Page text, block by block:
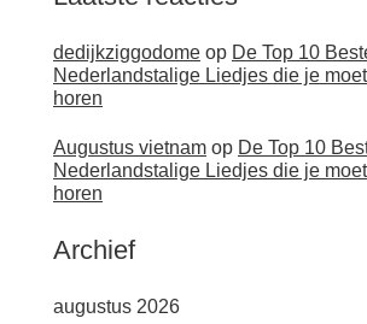
dedijkziggodome op De Top 10
Nederlandstalige Liedjes die je moet
horen
Augustus vietnam op De Top 10
Nederlandstalige Liedjes die je moet
horen
Archief
augustus 2026